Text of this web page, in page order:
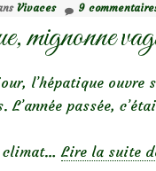
Vivaces 9
l’hépatique ouvre
L’année passée,
climat… Lire la suite